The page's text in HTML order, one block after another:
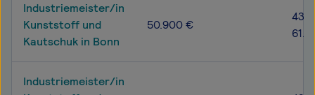
Industriemeister/in
Kunststoff und
Kautschuk in Bonn
50.900 €
Industriemeister/in